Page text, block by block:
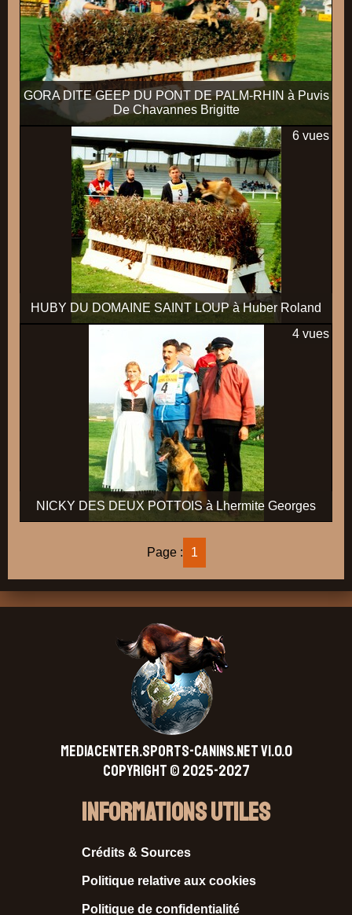
GORA DITE GEEP DU PONT DE PALM-RHIN à Puvis
De Chavannes Brigitte
HUBY DU DOMAINE SAINT LOUP à Huber Roland
6 vues
NICKY DES DEUX POTTOIS à Lhermite Georges
4 vues
Page : 1
MEDIACENTER.SPORTS-CANINS.NET V1.0.0
Copyright © 2025-2027
Informations Utiles
Crédits & Sources
Politique relative aux cookies
Politique de confidentialité